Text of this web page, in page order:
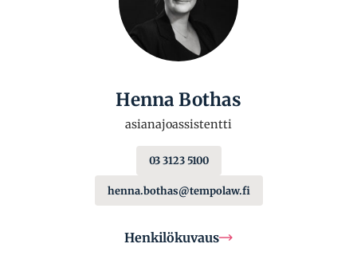
Henna Bothas
asianajoassistentti
03 3123 5100
henna.bothas@tempolaw.fi
Henkilökuvaus